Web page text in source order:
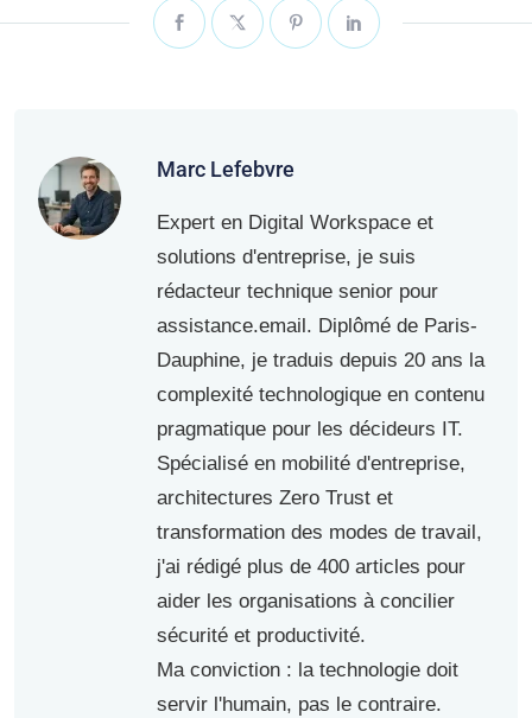
Marc Lefebvre
Expert en Digital Workspace et
solutions d'entreprise, je suis
rédacteur technique senior pour
assistance.email. Diplômé de Paris-
Dauphine, je traduis depuis 20 ans la
complexité technologique en contenu
pragmatique pour les décideurs IT.
Spécialisé en mobilité d'entreprise,
architectures Zero Trust et
transformation des modes de travail,
j'ai rédigé plus de 400 articles pour
aider les organisations à concilier
sécurité et productivité.
Ma conviction : la technologie doit
servir l'humain, pas le contraire.